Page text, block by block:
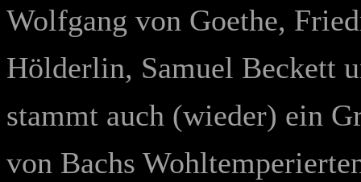
Wolfgang von Goethe,
Hölderlin, Samuel Beckett
stammt auch (wieder) ein
von Bachs